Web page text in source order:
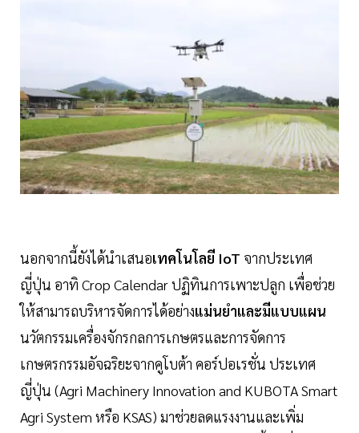
นอกจากนี้ยังได้นำเสนอเทคโนโลยี IoT จากประเทศ
ญี่ปุ่น อาทิ Crop Calendar ปฏิทินการเพาะปลูก เพื่อช่วย
ให้สามารถบริหารจัดการได้อย่างแม่นยำและมีแบบแผน
นวัตกรรมเครื่องจักรกลการเกษตรและการจัดการ
เกษตรกรรมอัจฉริยะจากคูโบต้า คอร์ปอเรชั่น ประเทศ
ญี่ปุ่น (Agri Machinery Innovation and KUBOTA Smart
Agri System หรือ KSAS) มาช่วยลดแรงงานและเพิ่ม